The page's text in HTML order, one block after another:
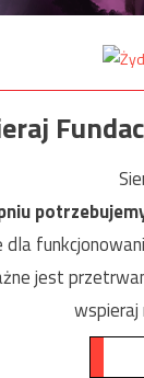
jest
wspieraj